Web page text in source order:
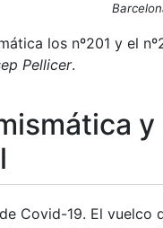
los nº201 y el
Pellicer.
Covid-19. El